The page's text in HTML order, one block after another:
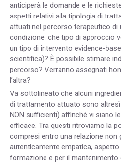
anticiperà le domande e le
aspetti relativi alla tipologia di
attuati nel percorso terapeutico di
condizione: che tipo di approccio
un tipo di intervento evidence-
scientifica)? È possibile stimare
percorso? Verranno assegnati
l’altra?
Va sottolineato che alcuni
di trattamento attuato sono
NON sufficienti) affinchè vi siano
efficace. Tra questi ritroviamo la
compresi entro una relazione non
autenticamente empatica, aspetto
formazione e per il mantenimento